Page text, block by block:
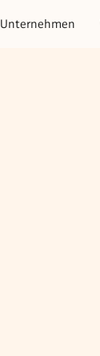
Unternehmen